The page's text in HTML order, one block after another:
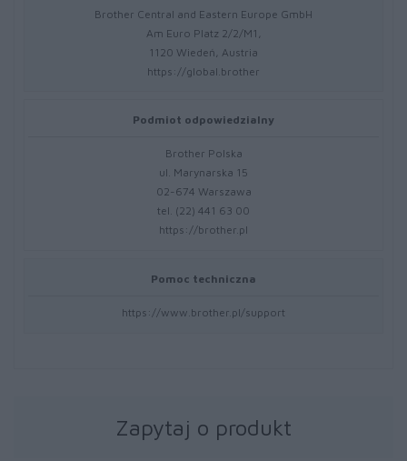
Brother Central and Eastern Europe GmbH
Am Euro Platz 2/2/M1,
1120 Wiedeń, Austria
https://global.brother
Podmiot odpowiedzialny
Brother Polska
ul. Marynarska 15
02-674 Warszawa
tel. (22) 441 63 00
https://brother.pl
Pomoc techniczna
https://www.brother.pl/support
Zapytaj o produkt